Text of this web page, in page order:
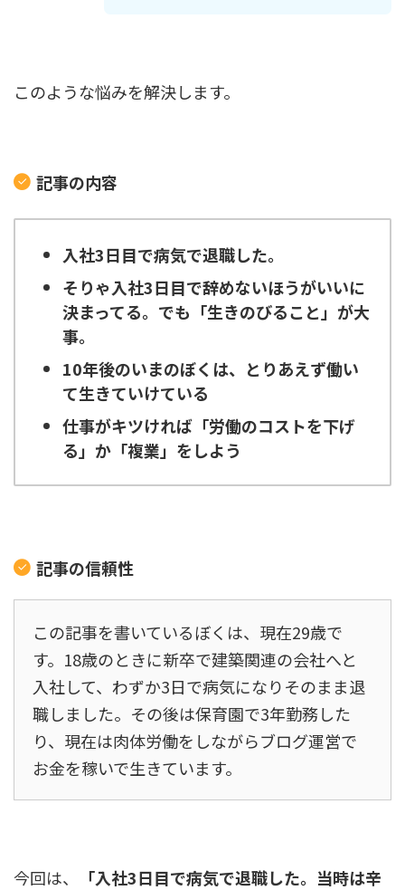
このような悩みを解決します。
記事の内容
入社3日目で病気で退職した。
そりゃ入社3日目で辞めないほうがいいに
決まってる。でも「生きのびること」が大
事。
10年後のいまのぼくは、とりあえず働い
て生きていけている
仕事がキツければ「労働のコストを下げ
る」か「複業」をしよう
記事の信頼性
この記事を書いているぼくは、現在29歳で
す。18歳のときに新卒で建築関連の会社へと
入社して、わずか3日で病気になりそのまま退
職しました。その後は保育園で3年勤務した
り、現在は肉体労働をしながらブログ運営で
お金を稼いで生きています。
今回は、
「入社3日目で病気で退職した。当時は辛